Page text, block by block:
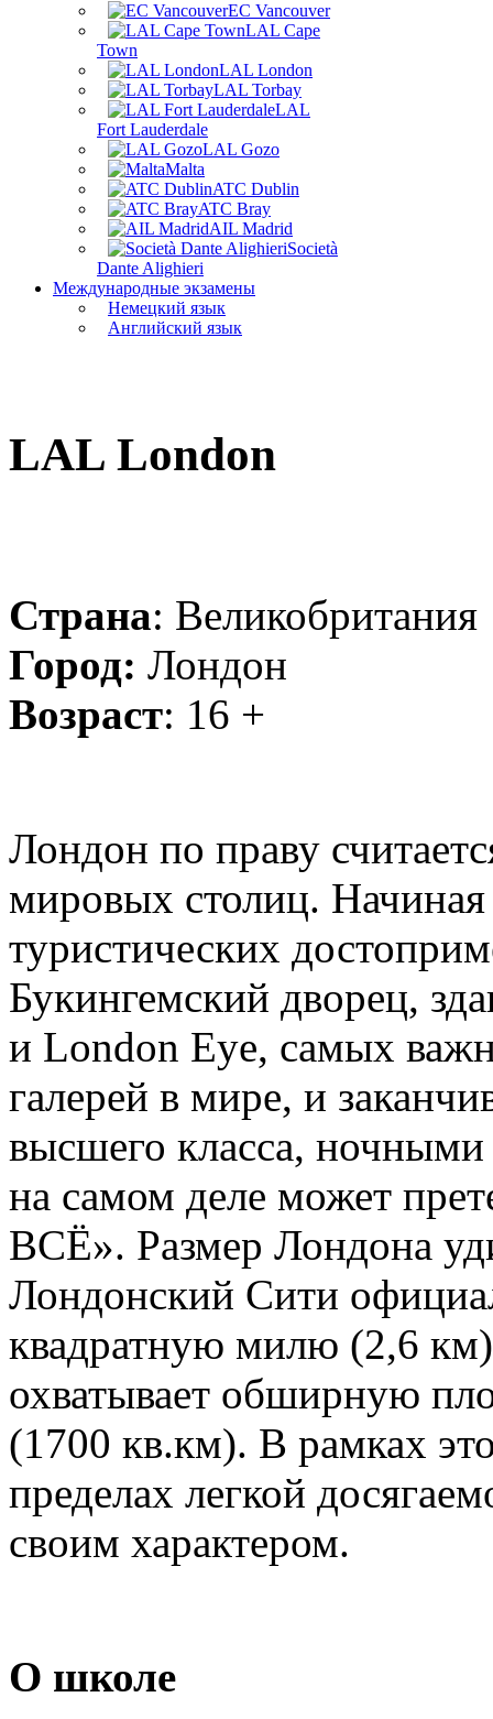
EC Vancouver
LAL Cape
Town
LAL London
LAL Torbay
LAL
Fort Lauderdale
LAL Gozo
Malta
ATC Dublin
ATC Bray
AIL Madrid
Società
Dante Alighieri
Международные экзамены
Немецкий язык
Английский язык
LAL London
Страна: Великобритания
Город: Лондон
Возраст: 16 +
Лондон по праву
мировых столиц.
туристических
Букингемский дворец,
и London Eye, самых
галерей в мире, и
высшего класса,
на самом деле может
ВСЁ». Размер Лондона
Лондонский Сити
квадратную милю (2,6
охватывает обширную
(1700 кв.км). В рамках
пределах легкой
своим характером.
О школе